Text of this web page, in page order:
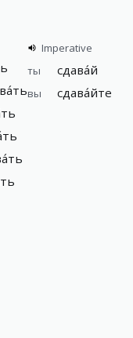
Imperative
ты
сдава́й
вы сдава́йте